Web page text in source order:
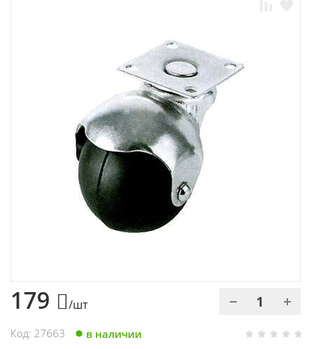
Электроды и проволока
179 /шт
Код: 27663 в наличии